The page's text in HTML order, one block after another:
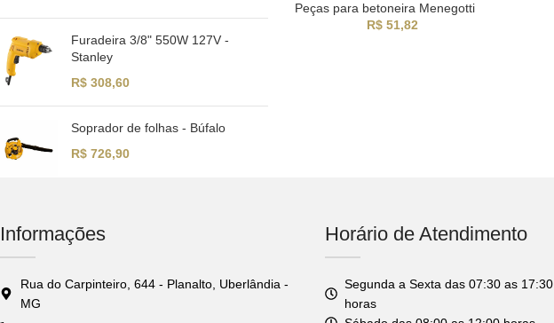
Furadeira 3/8" 550W 127V -
Stanley
R$ 308,60
Soprador de folhas - Búfalo
R$ 726,90
Peças para betoneira Menegotti
R$ 51,82
Informações
Rua do Carpinteiro, 644 - Planalto, Uberlândia -
MG
Horário de Atendimento
Segunda a Sexta das 07:30 as 17:30
horas